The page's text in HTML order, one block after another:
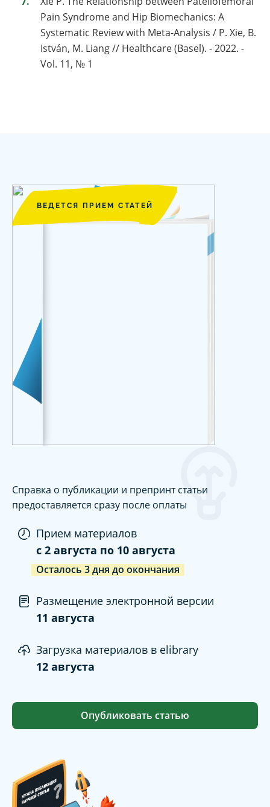
Pain Syndrome and Hip Biomechanics: A
Systematic Review with Meta-Analysis / P. Xie, B.
István, M. Liang // Healthcare (Basel). - 2022. -
Vol. 11, № 1
ВЕДЕТСЯ ПРИЕМ СТАТЕЙ
Справка о публикации и препринт статьи
предоставляется сразу после оплаты
Прием материалов
c 2 августа по 10 августа
Осталось 3дня до окончания
Размещение электронной версии
11 августа
Загрузка материалов в elibrary
12 августа
Опубликовать статью